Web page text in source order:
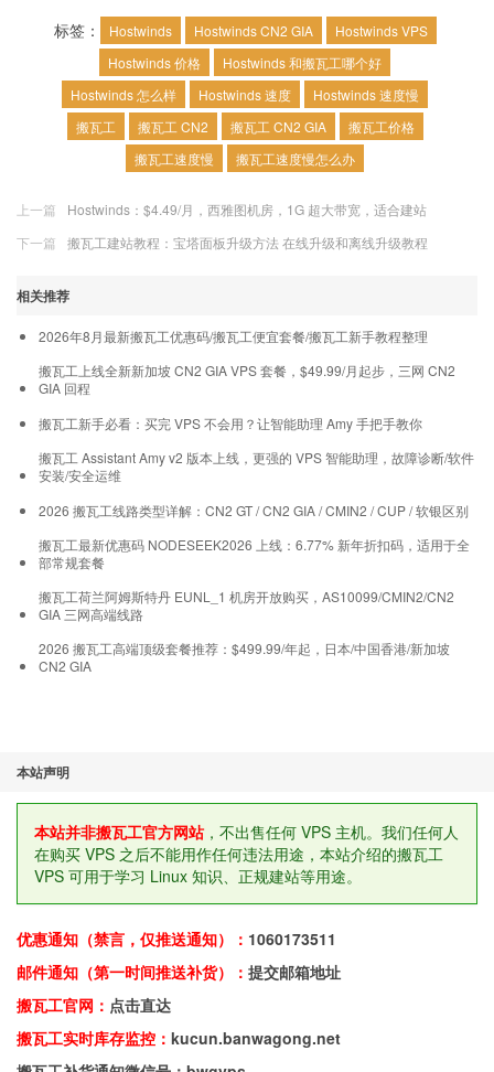
标签： Hostwinds Hostwinds CN2 GIA
Hostwinds VPS
Hostwinds 价格
Hostwinds 和搬瓦工哪个好
Hostwinds 怎么样
Hostwinds 速度
Hostwinds 速度慢
搬瓦工
搬瓦工 CN2 搬瓦工 CN2 GIA
搬瓦工价格
搬瓦工速度慢
搬瓦工速度慢怎么办
上一篇
Hostwinds：$4.49/月，西雅图机房，1G 超大带宽，适合建站
下一篇
搬瓦工建站教程：宝塔面板升级方法 在线升级和离线升级教程
相关推荐
2026年8月最新搬瓦工优惠码/搬瓦工便宜套餐/搬瓦工新手教程整理
搬瓦工上线全新新加坡 CN2 GIA VPS 套餐，$49.99/月起步，三网 CN2
GIA 回程
搬瓦工新手必看：买完 VPS 不会用？让智能助理 Amy 手把手教你
搬瓦工 Assistant Amy v2 版本上线，更强的 VPS 智能助理，故障诊断/软件
安装/安全运维
2026 搬瓦工线路类型详解：CN2 GT / CN2 GIA / CMIN2 / CUP / 软银区别
搬瓦工最新优惠码 NODESEEK2026 上线：6.77% 新年折扣码，适用于全
部常规套餐
搬瓦工荷兰阿姆斯特丹 EUNL_1 机房开放购买，AS10099/CMIN2/CN2
GIA 三网高端线路
2026 搬瓦工高端顶级套餐推荐：$499.99/年起，日本/中国香港/新加坡
CN2 GIA
本站声明
本站并非搬瓦工官方网站，不出售任何 VPS 主机。我们任何人
在购买 VPS 之后不能用作任何违法用途，本站介绍的搬瓦工
VPS 可用于学习 Linux 知识、正规建站等用途。
优惠通知（禁言，仅推送通知）： 1060173511
邮件通知（第一时间推送补货）： 提交邮箱地址
搬瓦工官网： 点击直达
搬瓦工实时库存监控： kucun.banwagong.net